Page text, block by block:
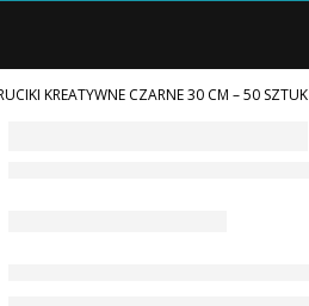
KREATYWNE CZARNE 30 CM – 50 SZTUK